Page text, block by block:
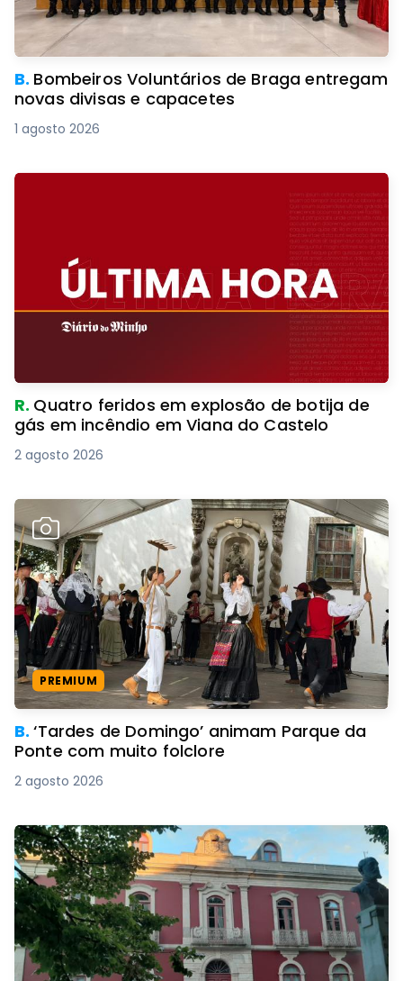
B. Bombeiros Voluntários de Braga entregam
novas divisas e capacetes
1 agosto 2026
R. Quatro feridos em explosão de botija de
gás em incêndio em Viana do Castelo
2 agosto 2026
PREMIUM
B.‘Tardes de Domingo’ animam Parque da
Ponte com muito folclore
2 agosto 2026